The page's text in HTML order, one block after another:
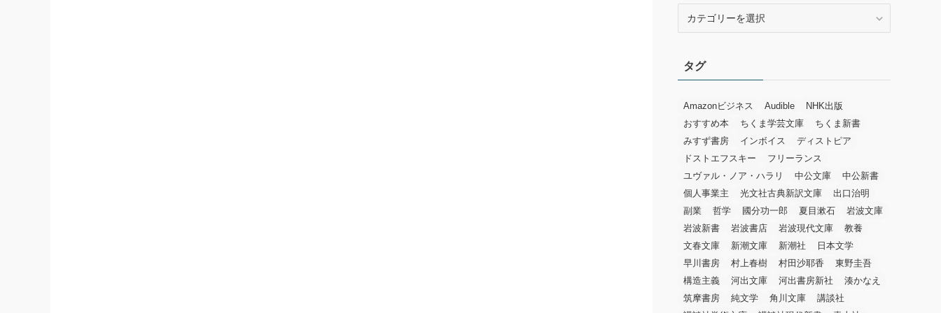
ータグ
Amazonビジネス Audible
NHK出版
おすすめ本
ちくま学芸文庫
ちくま新書
みすず書房
インボイス
ディストピア
ドストエフスキー
フリーランス
ユヴァル・ノア・ハラリ
中公文庫
中公新書
個人事業主
光文社古典新訳文庫
出口治明
副業
哲学 國分功一郎 夏目漱石
岩波文庫
岩波新書
岩波書店 岩波現代文庫
教養
文春文庫
新潮文庫 新潮社
日本文学
早川書房
村上春樹 村田沙耶香
東野圭吾
構造主義
河出文庫 河出書房新社
湊かなえ
筑摩書房
純文学 角川文庫
講談社